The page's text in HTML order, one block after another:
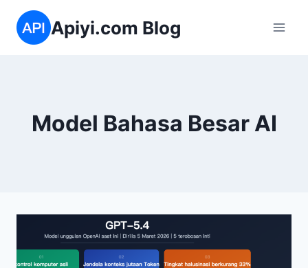
content
Apiyi.com Blog
Model Bahasa Besar AI